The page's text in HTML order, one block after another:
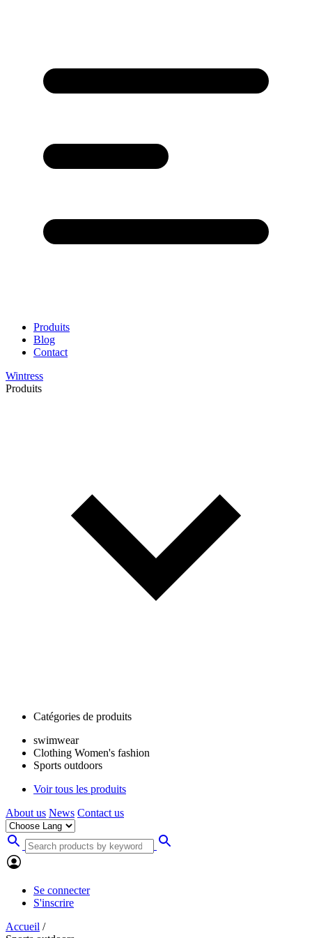
Produits
Blog
Contact
Wintress
Produits
Catégories de produits
swimwear
Clothing Women's fashion
Sports outdoors
Voir tous les produits
About us News Contact us
Se connecter
S'inscrire
Accueil /